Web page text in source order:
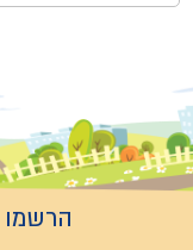
הרשמו